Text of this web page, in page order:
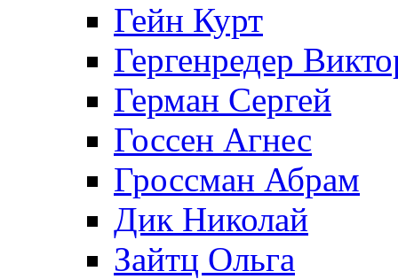
Гейн Курт
Гергенредер
Герман Сергей
Госсен Агнес
Гроссман Абрам
Дик Николай
Зайтц Ольга